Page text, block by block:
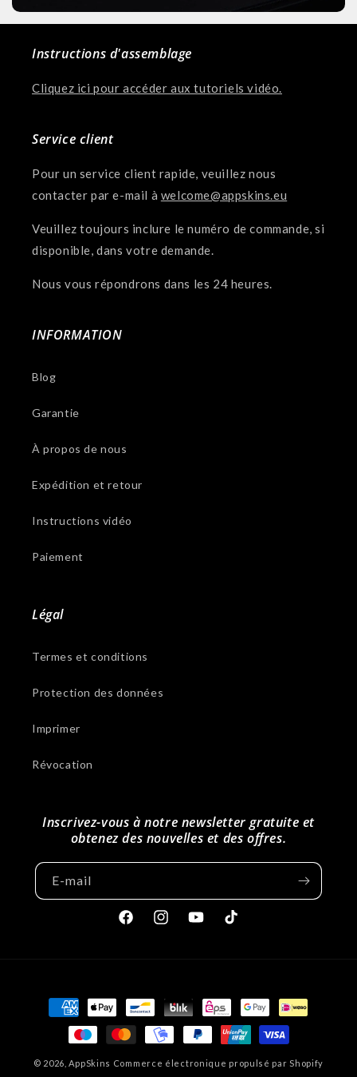
Instructions d'assemblage
Cliquez ici pour accéder aux tutoriels vidéo.
Service client
Pour un service client rapide, veuillez nous
contacter par e-mail à welcome@appskins.eu
Veuillez toujours inclure le numéro de commande, si
disponible, dans votre demande.
Nous vous répondrons dans les 24 heures.
INFORMATION
Blog
Garantie
À propos de nous
Expédition et retour
Instructions vidéo
Paiement
Légal
Termes et conditions
Protection des données
Imprimer
Révocation
Inscrivez-vous à notre newsletter gratuite et
obtenez des nouvelles et des offres.
E-mail
FacebookInstagramYoutubeTiktok
Méthodes
paiement
© 2026,AppSkins Commerce électronique propulsé par Shopify